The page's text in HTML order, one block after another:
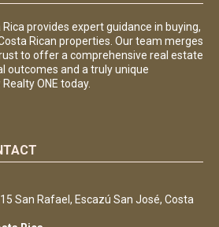
Rica provides expert guidance in buying,
Rican properties. Our team merges
to offer a comprehensive real estate
outcomes and a truly unique
ONE today.
San Rafael, Escazú San José, Costa